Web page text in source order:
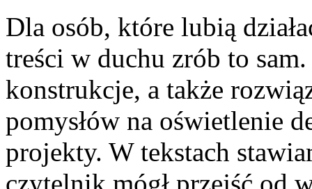
Dla osób, które lubią
treści w duchu zrób to
konstrukcje, a także
pomysłów na oświetlenie
projekty. W tekstach
czytelnik mógł przejść od